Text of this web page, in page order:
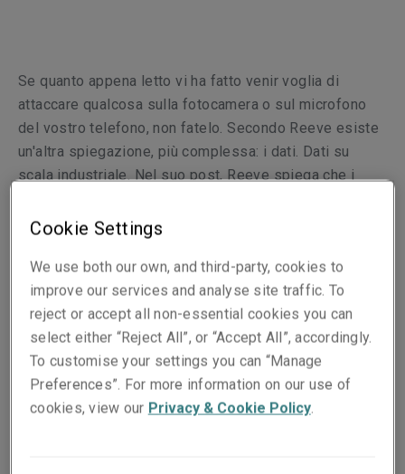
Se quanto appena letto vi ha fatto venir voglia di
attaccare qualcosa sulla fotocamera o sul microfono
del vostro telefono, non fatelo. Secondo Reeve esiste
un'altra spiegazione, più complessa: i dati. Dati su
scala industriale. Nel suo post, Reeve spiega che i
di dati, tra cui l'identificativo univoco del cellulare, la
effettuati e via dicendo, e che, consapevolmente o
meno, siamo noi stessi a selezionare le caselle per
dare il consenso a questa raccolta. Quei dati vengono
poi venduti a soggetti aggregatori che, combinandoli
con altri provenienti da ulteriori fonti, creano quadri di
comportamento ancora più dettagliati. Questi ultimi,
così ricavati, vengono successivamente acquistati
Cookie Settings
We use both our own, and third-party, cookies to
improve our services and analyse site traffic. To
reject or accept all non-essential cookies you can
select either “Reject All”, or “Accept All”, accordingly.
To customise your settings you can “Manage
Preferences”. For more information on our use of
cookies, view our Privacy & Cookie Policy.